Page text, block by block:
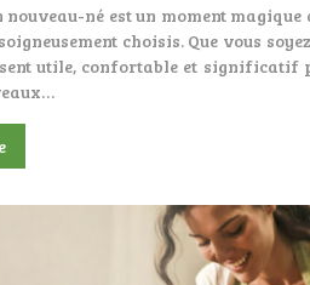
nouveau-né est un moment
choisis. Que vous
utile, confortable et significatif